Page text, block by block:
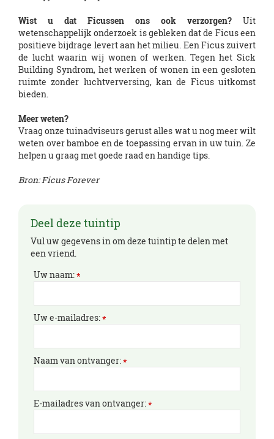
Wist u dat Ficussen ons ook verzorgen? Uit
wetenschappelijk onderzoek is gebleken dat de Ficus een
positieve bijdrage levert aan het milieu. Een Ficus zuivert
de lucht waarin wij wonen of werken. Tegen het Sick
Building Syndrom, het werken of wonen in een gesloten
ruimte zonder luchtverversing, kan de Ficus uitkomst
bieden.
Meer weten?
Vraag onze tuinadviseurs gerust alles wat u nog meer wilt
weten over bamboe en de toepassing ervan in uw tuin. Ze
helpen u graag met goede raad en handige tips.
Bron: Ficus Forever
Deel deze tuintip
Vul uw gegevens in om deze tuintip te delen met
een vriend.
Uw naam:*
Uw e-mailadres:*
Naam van ontvanger:*
E-mailadres van ontvanger:*